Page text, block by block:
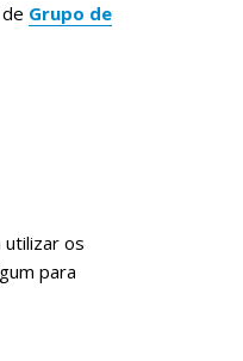
Grupo de
os
para